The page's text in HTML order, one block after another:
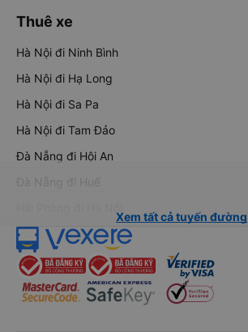
Thuê xe
Hà Nội đi Ninh Bình
Hà Nội đi Hạ Long
Hà Nội đi Sa Pa
Hà Nội đi Tam Đảo
Đà Nẵng đi Hội An
Đà Nẵng đi Huế
Xem tất cả tuyến đường